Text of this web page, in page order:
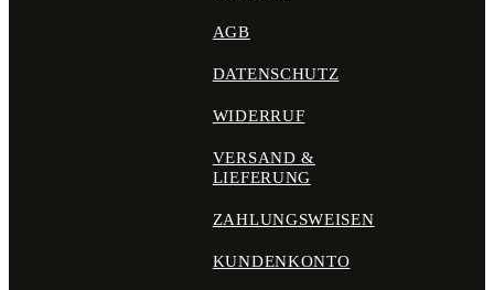
AGB
DATENSCHUTZ
WIDERRUF
VERSAND &
LIEFERUNG
ZAHLUNGSWEISEN
KUNDENKONTO